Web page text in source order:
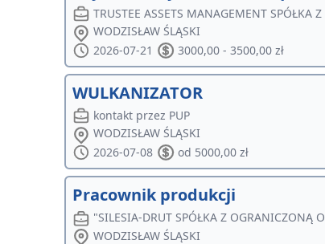
TRUSTEE ASSETS MANAGEMENT SPÓŁKA
WODZISŁAW ŚLĄSKI
2026-07-21
3000,00 - 3500,00 zł
WULKANIZATOR
kontakt przez PUP
WODZISŁAW ŚLĄSKI
2026-07-08
od 5000,00 zł
Pracownik produkcji
"SILESIA-DRUT SPÓŁKA Z OGRANICZONĄ
WODZISŁAW ŚLĄSKI